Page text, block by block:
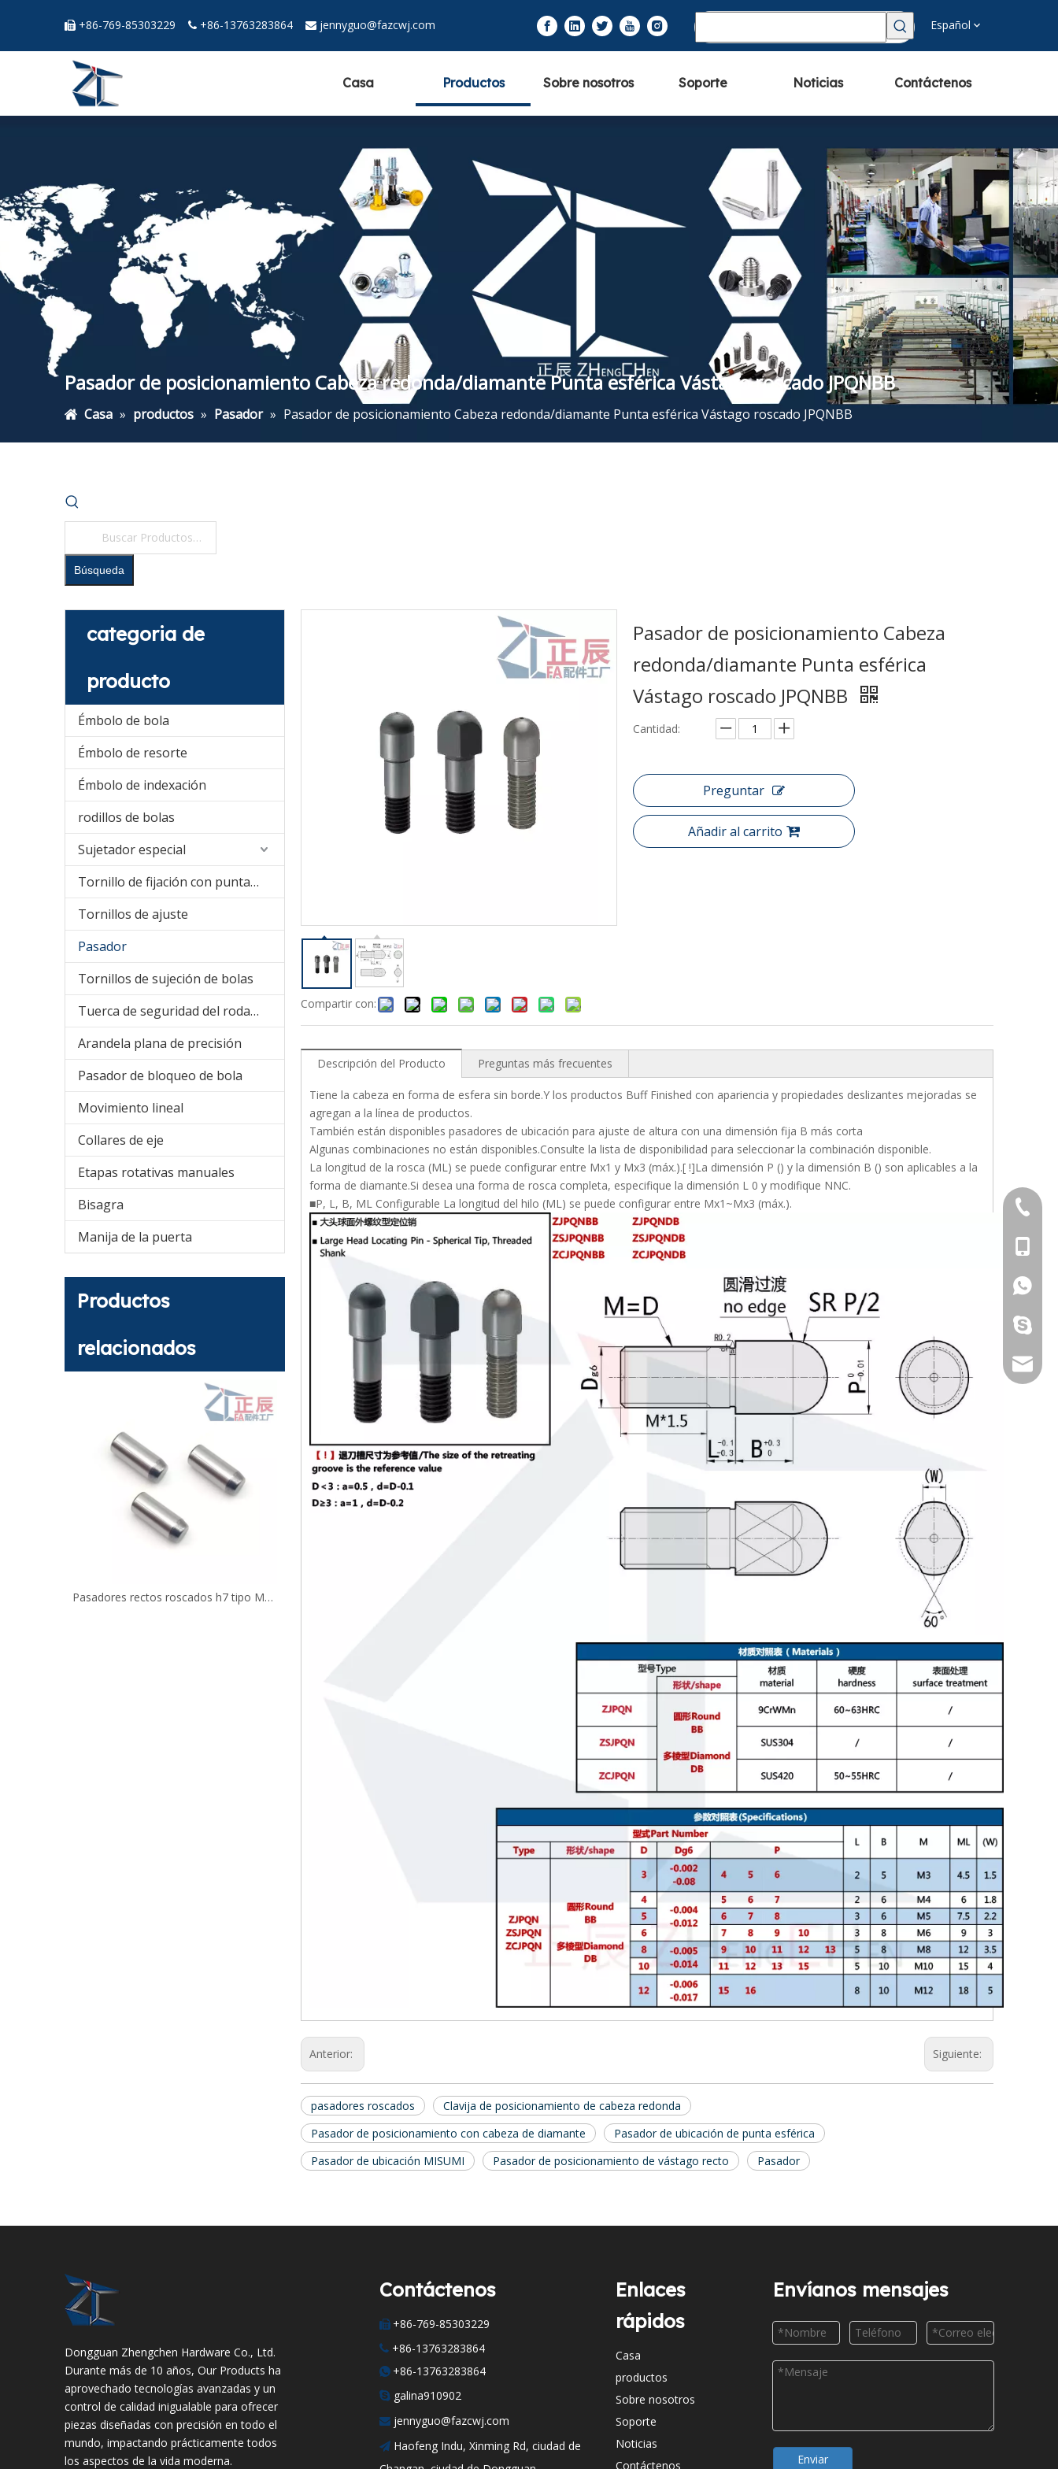
 +86-769-85303229  +86-13763283864  jennyguo@fazcwj.com Español
Casa Productos Sobre nosotros Soporte Noticias Contáctenos
Pasador de posicionamiento Cabeza redonda/diamante Punta esférica Vástago roscado JPQNBB
Casa » productos » Pasador » Pasador de posicionamiento Cabeza redonda/diamante Punta esférica Vástago roscado JPQNBB
Búsqueda
categoria de
producto
Émbolo de bola
Émbolo de resorte
Émbolo de indexación
rodillos de bolas
Sujetador especial
Tornillo de fijación con punta de nailon
Tornillos de ajuste
Pasador
Tornillos de sujeción de bolas
Tuerca de seguridad del rodamiento
Arandela plana de precisión
Pasador de bloqueo de bola
Movimiento lineal
Collares de eje
Etapas rotativas manuales
Bisagra
Manija de la puerta
Productos
relacionados
Pasadores rectos roscados h7 tipo MSSH Pasador roscado sobredimensionado m6 Tolerancia de diámetro MSTM MSTH
Compartir con:
Pasador de posicionamiento Cabeza
redonda/diamante Punta esférica
Vástago roscado JPQNBB
Cantidad:
Preguntar
Añadir al carrito
Descripción del Producto Preguntas más frecuentes
Tiene la cabeza en forma de esfera sin borde.Y los productos Buff Finished con apariencia y propiedades deslizantes mejoradas se
agregan a la línea de productos.
También están disponibles pasadores de ubicación para ajuste de altura con una dimensión fija B más corta
Algunas combinaciones no están disponibles.Consulte la lista de disponibilidad para seleccionar la combinación disponible.
La longitud de la rosca (ML) se puede configurar entre Mx1 y Mx3 (máx.).[ !]La dimensión P () y la dimensión B () son aplicables a la
forma de diamante.Si desea una forma de rosca completa, especifique la dimensión L 0 y modifique NNC.
■P, L, B, ML Configurable La longitud del hilo (ML) se puede configurar entre Mx1~Mx3 (máx.).
Anterior: Siguiente:
pasadores roscados
Clavija de posicionamiento de cabeza redonda
Pasador de posicionamiento con cabeza de diamante
Pasador de ubicación de punta esférica
Pasador de ubicación MISUMI
Pasador de posicionamiento de vástago recto Pasador
Dongguan Zhengchen Hardware Co., Ltd.
Durante más de 10 años, Our Products ha
aprovechado tecnologías avanzadas y un
control de calidad inigualable para ofrecer
piezas diseñadas con precisión en todo el
mundo, impactando prácticamente todos
los aspectos de la vida moderna.
+86-
+86-
Contáctenos
 +86-769-85303229
 +86-13763283864
 +86-13763283864
 galina910902
 jennyguo@fazcwj.com
 Haofeng Indu, Xinming Rd, ciudad de
Enlaces
rápidos
Casa
productos
Sobre nosotros
Soporte
Noticias
Contáctenos
Envíanos mensajes
Enviar